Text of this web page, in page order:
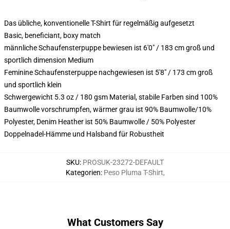
Das übliche, konventionelle T-Shirt für regelmäßig aufgesetzt
Basic, beneficiant, boxy match
männliche Schaufensterpuppe bewiesen ist 6'0" / 183 cm groß und
sportlich dimension Medium
Feminine Schaufensterpuppe nachgewiesen ist 5'8" / 173 cm groß
und sportlich klein
Schwergewicht 5.3 oz / 180 gsm Material, stabile Farben sind 100%
Baumwolle vorschrumpfen, wärmer grau ist 90% Baumwolle/10%
Polyester, Denim Heather ist 50% Baumwolle / 50% Polyester
Doppelnadel-Hämme und Halsband für Robustheit
SKU: PROSUK-23272-DEFAULT
Kategorien: Peso Pluma T-Shirt,
What Customers Say